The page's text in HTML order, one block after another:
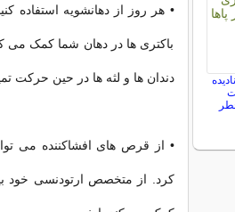
• هر روز از دهانشویه استفاده
باکتری ها در دهان شما کمک می
دندان ها و لثه ها در حین حرکت
• از قرص های افشاکننده می
کرد. از متخصص ارتودنسی خود
نادیده